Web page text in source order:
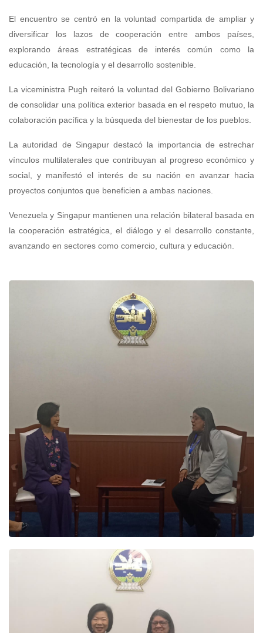
El encuentro se centró en la voluntad compartida de ampliar y
diversificar los lazos de cooperación entre ambos países,
explorando áreas estratégicas de interés común como la
educación, la tecnología y el desarrollo sostenible.
La viceministra Pugh reiteró la voluntad del Gobierno Bolivariano
de consolidar una política exterior basada en el respeto mutuo, la
colaboración pacífica y la búsqueda del bienestar de los pueblos.
La autoridad de Singapur destacó la importancia de estrechar
vínculos multilaterales que contribuyan al progreso económico y
social, y manifestó el interés de su nación en avanzar hacia
proyectos conjuntos que beneficien a ambas naciones.
Venezuela y Singapur mantienen una relación bilateral basada en
la cooperación estratégica, el diálogo y el desarrollo constante,
avanzando en sectores como comercio, cultura y educación.